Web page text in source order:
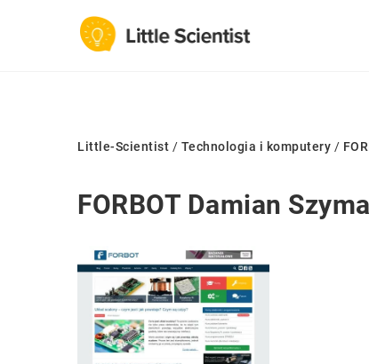
Little-Scientist / Technologia i komputery /
FORBOT Damian